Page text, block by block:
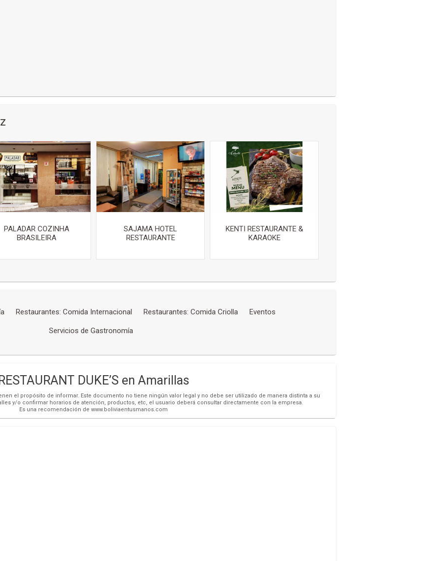
PALADAR COZINHA
BRASILEIRA
SAJAMA HOTEL
RESTAURANTE
KENTI RESTAURANTE &
KARAOKE
Restaurantes: Comida Internacional Restaurantes: Comida Criolla Eventos
Servicios de Gastronomía
RESTAURANT DUKE’S en Amarillas
el propósito de informar. Este documento no tiene ningún valor legal y no debe ser utilizado de manera distinta a su
y/o confirmar horarios de atención, productos, etc, el usuario deberá consultar directamente con la empresa.
Es una recomendación de www.boliviaentusmanos.com